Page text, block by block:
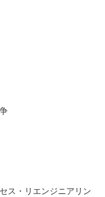
・リエンジニアリン